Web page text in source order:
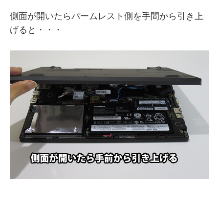
側面が開いたらパームレスト側を手間から引き上
げると・・・